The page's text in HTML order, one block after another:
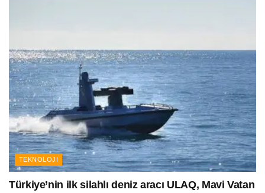
TEKNOLOJI
Türkiye’nin ilk silahlı deniz aracı ULAQ, Mavi Vatan